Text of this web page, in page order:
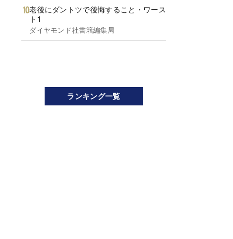
老後にダントツで後悔すること・ワース
ト1
ダイヤモンド社書籍編集局
ランキング一覧